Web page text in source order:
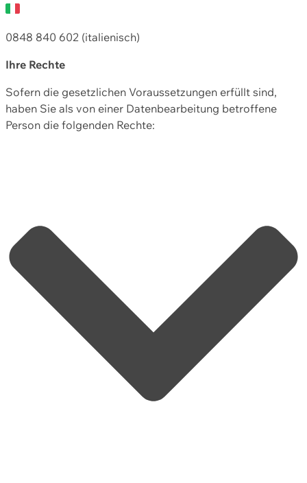
0848 840 602 (italienisch)
Ihre Rechte
Sofern die gesetzlichen Voraussetzungen erfüllt sind,
haben Sie als von einer Datenbearbeitung betroffene
Person die folgenden Rechte: